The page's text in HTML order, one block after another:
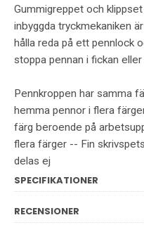
Gummigreppet och
inbyggda tryckmekaniken
hålla reda på ett pennlock
stoppa pennan i fickan
Pennkroppen har samma
hemma pennor i flera
färg beroende på
flera färger -- Fin
delas ej
SPECIFIKATIONER
RECENSIONER